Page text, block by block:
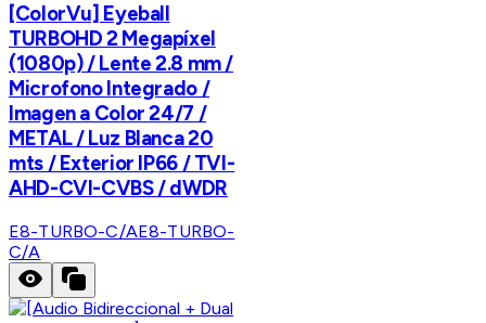
[ColorVu] Eyeball
TURBOHD 2 Megapíxel
(1080p) / Lente 2.8 mm /
Microfono Integrado /
Imagen a Color 24/7 /
METAL / Luz Blanca 20
mts / Exterior IP66 / TVI-
AHD-CVI-CVBS / dWDR
E8-TURBO-C/AE8-TURBO-
C/A